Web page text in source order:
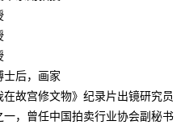
士后，画家
故宫修文物》纪录片出镜研究员
，曾任中国拍卖行业协会副秘书